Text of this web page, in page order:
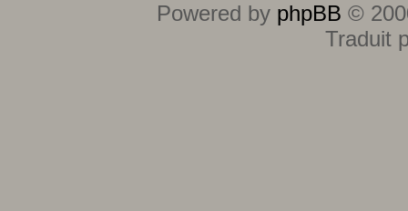
Powered by phpBB ©
Traduit